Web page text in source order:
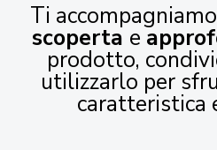
Ti
scoperta e
prodotto,
utilizzarlo per
caratteristica